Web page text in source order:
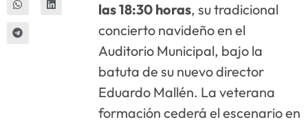
las 18:30 horas, su tradicional
concierto navideño en el
Auditorio Municipal, bajo la
batuta de su nuevo director
Eduardo Mallén. La veterana
formación cederá el escenario en